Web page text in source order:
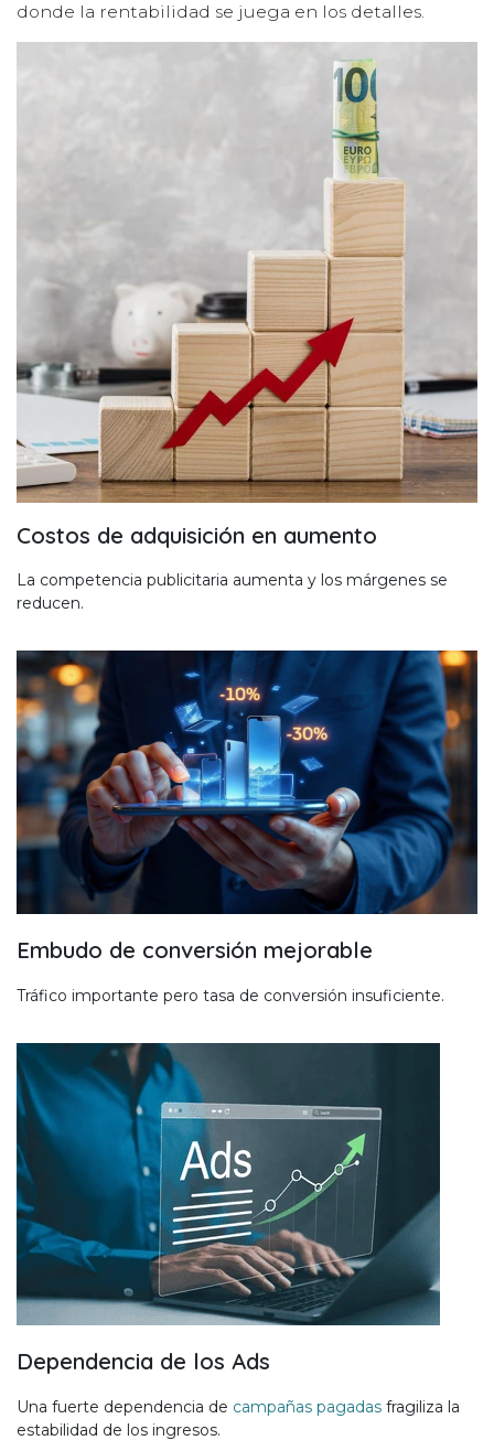
donde la rentabilidad se juega en los detalles.
Costos de adquisición en aumento
La competencia publicitaria aumenta y los márgenes se
reducen.
Embudo de conversión mejorable
Tráfico importante pero tasa de conversión insuficiente.
Dependencia de los Ads
Una fuerte dependencia de campañas pagadas fragiliza la
estabilidad de los ingresos.